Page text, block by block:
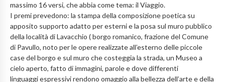
massimo 16 versi, che abbia come tema: il Viaggio.
I premi prevedono: la stampa della composizione poetica su
apposito supporto adatto per esterni e la posa sul muro pubblico
della località di Lavacchio ( borgo romanico, frazione del Comune
di Pavullo, noto per le opere realizzate all’esterno delle piccole
case del borgo e sul muro che costeggia la strada, un Museo a
cielo aperto, fatto di immagini, parole e dove differenti
linguaggi espressivi rendono omaggio alla bellezza dell’arte e della